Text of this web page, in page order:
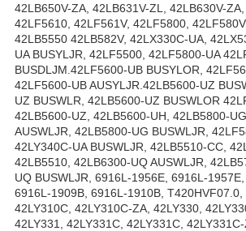
42LB650V-ZA, 42LB631V-ZL, 42LB630V-
42LF5610, 42LF561V, 42LF5800,
42LB5550 42LB582V, 42LX330C-UA,
UA BUSYLJR, 42LF5500, 42LF5800-UA
BUSDLJM.42LF5600-UB BUSYLOR,
42LF5600-UB AUSYLJR.42LB5600-UZ
UZ BUSWLR, 42LB5600-UZ BUSWLOR
42LB5600-UZ, 42LB5600-UH, 42LB5800-
AUSWLJR, 42LB5800-UG BUSWLJR,
42LY340C-UA BUSWLJR, 42LB5510-CC,
42LB5510, 42LB6300-UQ AUSWLJR,
UQ BUSWLJR, 6916L-1956E, 6916L-
6916L-1909B, 6916L-1910B, T420HVF07.0,
42LY310C, 42LY310C-ZA, 42LY330,
42LY331, 42LY331C, 42LY331C,